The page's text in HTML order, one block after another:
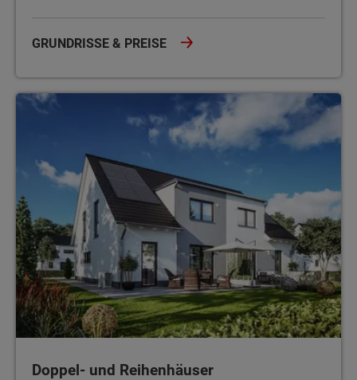
GRUNDRISSE & PREISE
Doppel- und Reihenhäuser
Doppel- und Reihenhäuser